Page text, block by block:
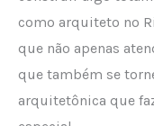
como arquiteto no
que não apenas
que também se
arquitetônica que